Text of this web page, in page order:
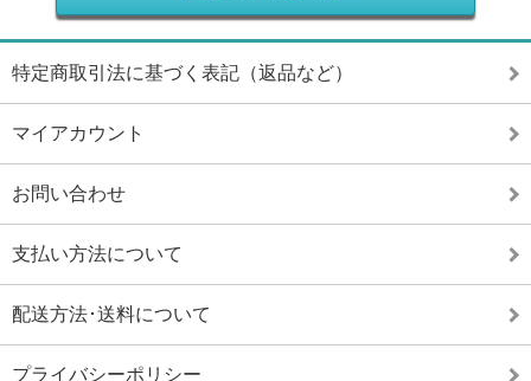
特定商取引法に基づく表記（返品など）
マイアカウント
お問い合わせ
支払い方法について
配送方法･送料について
プライバシーポリシー